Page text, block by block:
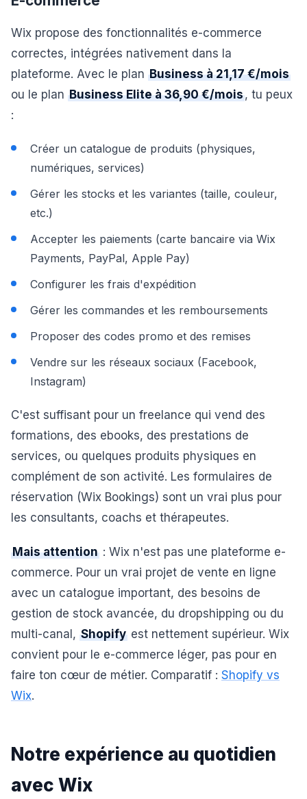
Wix propose des fonctionnalités e-commerce
correctes, intégrées nativement dans la
plateforme. Avec le plan Business à 21,17 €/mois
ou le plan Business Elite à 36,90 €/mois, tu peux
:
Créer un catalogue de produits (physiques,
numériques, services)
Gérer les stocks et les variantes (taille, couleur,
etc.)
Accepter les paiements (carte bancaire via Wix
Payments, PayPal, Apple Pay)
Configurer les frais d'expédition
Gérer les commandes et les remboursements
Proposer des codes promo et des remises
Vendre sur les réseaux sociaux (Facebook,
Instagram)
C'est suffisant pour un freelance qui vend des
formations, des ebooks, des prestations de
services, ou quelques produits physiques en
complément de son activité. Les formulaires de
réservation (Wix Bookings) sont un vrai plus pour
les consultants, coachs et thérapeutes.
Mais attention : Wix n'est pas une plateforme e-
commerce. Pour un vrai projet de vente en ligne
avec un catalogue important, des besoins de
gestion de stock avancée, du dropshipping ou du
multi-canal, Shopify est nettement supérieur. Wix
convient pour le e-commerce léger, pas pour en
faire ton cœur de métier. Comparatif : Shopify vs
Wix.
Notre expérience au quotidien
avec Wix